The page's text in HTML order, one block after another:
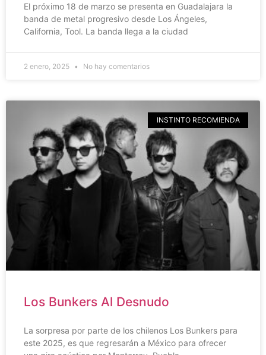
El próximo 18 de marzo se presenta en Guadalajara la
banda de metal progresivo desde Los Ángeles,
California, Tool. La banda llega a la ciudad
2 enero, 2025 No hay comentarios
INSTINTO RECOMIENDA
Los Bunkers Al Desnudo
La sorpresa por parte de los chilenos Los Bunkers para
este 2025, es que regresarán a México para ofrecer